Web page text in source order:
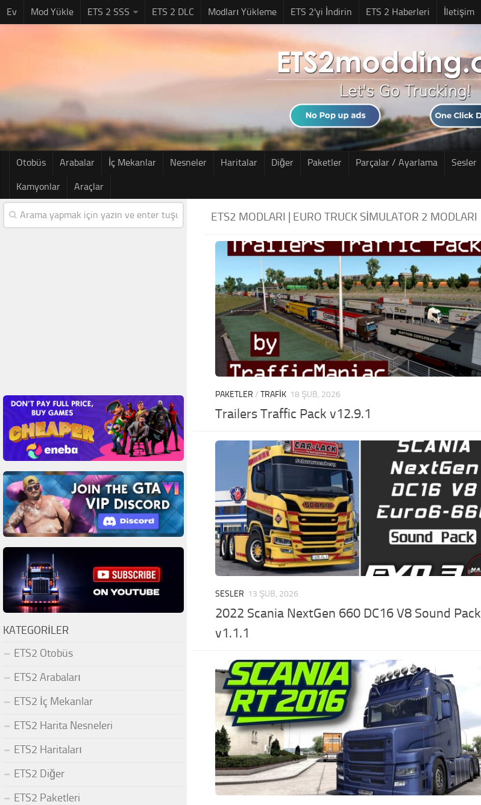
Ev Mod Yükle ETS 2 SSS ETS 2 DLC Modları Yükleme ETS 2'yi İndirin ETS 2 Haberleri İletişim
Otobüs Arabalar İç Mekanlar Nesneler Haritalar Diğer Paketler Parçalar / Ayarlama Sesler
Kamyonlar Araçlar
ETS2 MODLARI | EURO TRUCK SIMULATOR 2 MODLARI
PAKETLER /TRAFIK 18 ŞUB, 2026
Trailers Traffic Pack v12.9.1
SESLER 13 ŞUB, 2026
2022 Scania NextGen 660 DC16 V8 Sound Pack
v1.1.1
KATEGORILER
ETS2 Otobüs
ETS2 Arabaları
ETS2 İç Mekanlar
ETS2 Harita Nesneleri
ETS2 Haritaları
ETS2 Diğer
ETS2 Paketleri